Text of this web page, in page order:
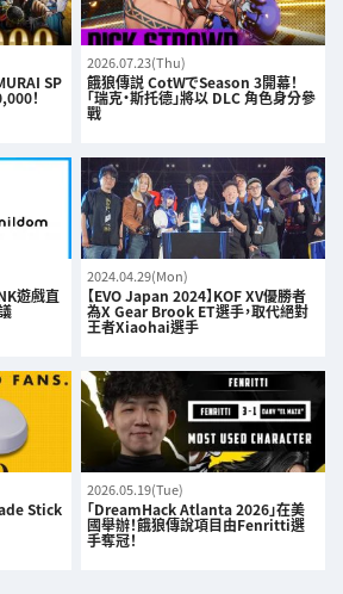
SP
！
2026.07.23(Thu)
餓狼傳説 CotWでSeason 3開幕！
「瑞克·斯托德」將以 DLC 角色身分參
戰
遊戲直
2024.04.29(Mon)
【EVO Japan 2024】KOF XV優勝者
為X Gear Brook ET選手，取代絕對
王者Xiaohai選手
Stick
2026.05.19(Tue)
「DreamHack Atlanta 2026」在美
國舉辦！餓狼傳說項目由Fenritti選
手奪冠！